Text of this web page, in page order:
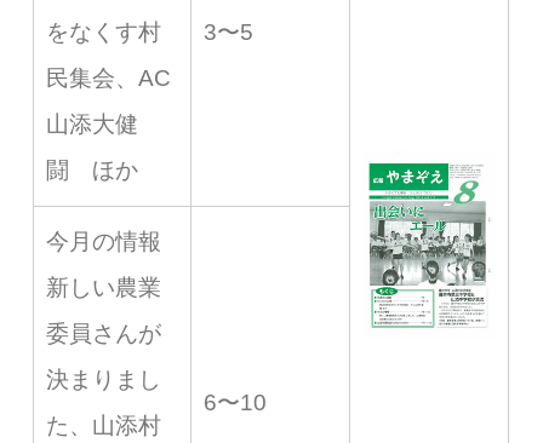
をなくす村
民集会、AC
山添大健
闘 ほか
3〜5
今月の情報
新しい農業
委員さんが
決まりまし
た、山添村
6〜10